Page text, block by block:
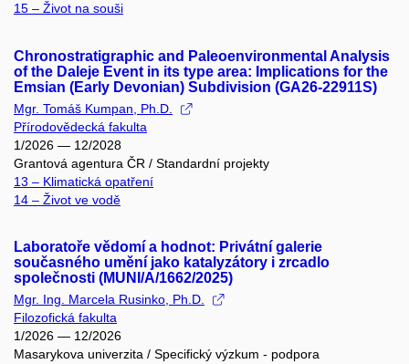
15 – Život na souši
Chronostratigraphic and Paleoenvironmental Analysis
of the Daleje Event in its type area: Implications for the
Emsian (Early Devonian) Subdivision (GA26-22911S)
Mgr. Tomáš Kumpan, Ph.D.
Přírodovědecká fakulta
1/2026 — 12/2028
Grantová agentura ČR / Standardní projekty
13 – Klimatická opatření
14 – Život ve vodě
Laboratoře vědomí a hodnot: Privátní galerie
současného umění jako katalyzátory i zrcadlo
společnosti (MUNI/A/1662/2025)
Mgr. Ing. Marcela Rusinko, Ph.D.
Filozofická fakulta
1/2026 — 12/2026
Masarykova univerzita / Specifický výzkum - podpora